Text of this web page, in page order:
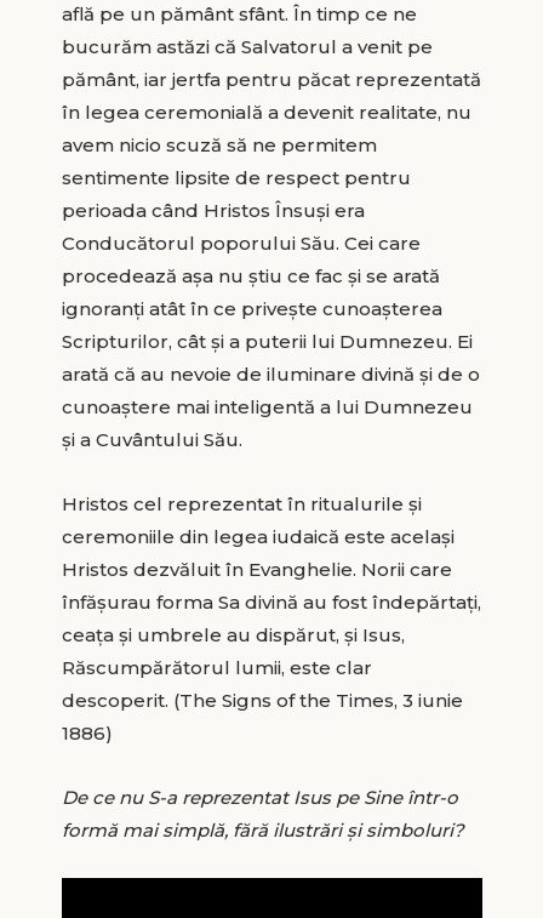
află pe un pământ sfânt. În timp ce ne
bucurăm astăzi că Salvatorul a venit pe
pământ, iar jertfa pentru păcat reprezentată
în legea ceremonială a devenit realitate, nu
avem nicio scuză să ne permitem
sentimente lipsite de respect pentru
perioada când Hristos Însuși era
Conducătorul poporului Său. Cei care
procedează așa nu știu ce fac și se arată
ignoranți atât în ce privește cunoașterea
Scripturilor, cât și a puterii lui Dumnezeu. Ei
arată că au nevoie de iluminare divină și de o
cunoaștere mai inteligentă a lui Dumnezeu
și a Cuvântului Său.
Hristos cel reprezentat în ritualurile și
ceremoniile din legea iudaică este același
Hristos dezvăluit în Evanghelie. Norii care
înfășurau forma Sa divină au fost îndepărtați,
ceața și umbrele au dispărut, și Isus,
Răscumpărătorul lumii, este clar
descoperit. (The Signs of the Times, 3 iunie
1886)
De ce nu S-a reprezentat Isus pe Sine într-o
formă mai simplă, fără ilustrări și simboluri?